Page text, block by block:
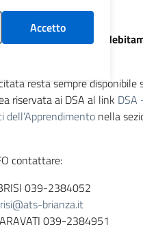
richiesta dovrà
in ogni sua parte e
resta sempre disponibile
riservata ai DSA al link DSA
dell’Apprendimento nella
contattare:
039-2384052
brianza.it
039-2384951
Accetto